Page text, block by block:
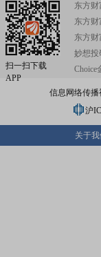
扫一扫下载
APP
东方财
东方财
东方财
妙想投
Choice
信息网络传播
沪
关于我